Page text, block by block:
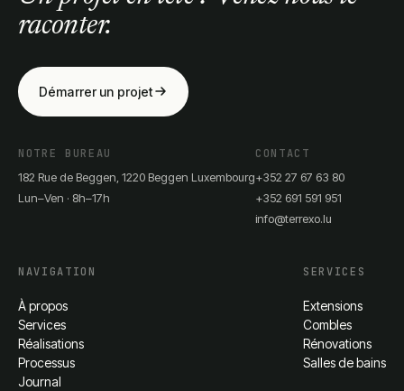
raconter.
Démarrer un projet
NOTRE BUREAU
182 Rue de Beggen, 1220 Beggen Luxembourg
Lun–Ven · 8h–17h
CONTACT
+352 27 67 63 80
+352 691 591 951
info@terrexo.lu
NAVIGATION
À propos
Services
Réalisations
Processus
Journal
SERVICES
Extensions
Combles
Rénovations
Salles de bains